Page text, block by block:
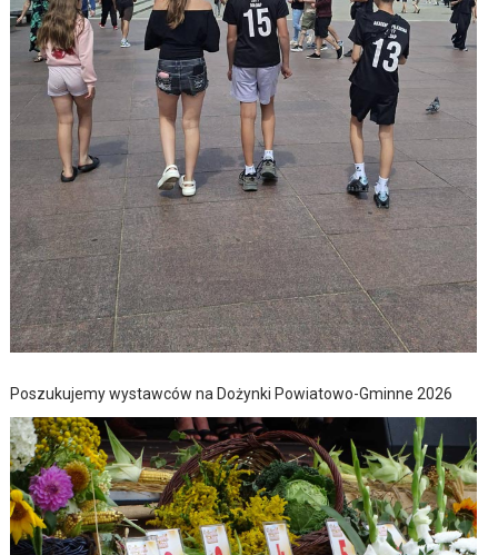
Poszukujemy wystawców na Dożynki Powiatowo-Gminne 2026